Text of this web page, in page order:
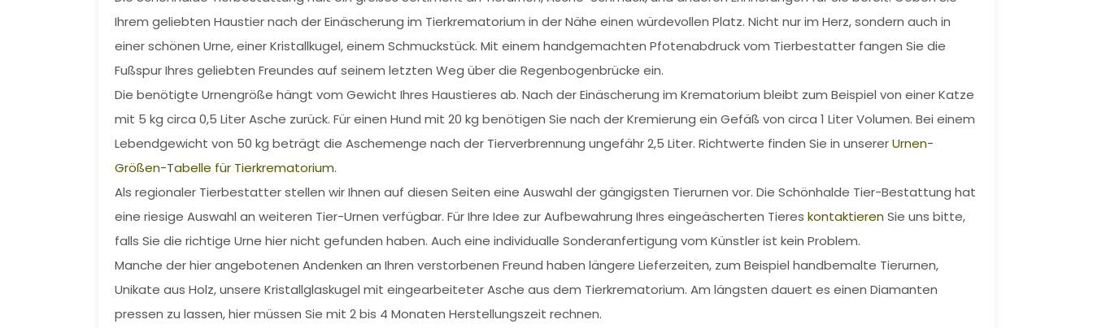
Ihrem geliebten Haustier nach der Einäscherung im Tierkrematorium in der Nähe einen würdevollen Platz. Nicht nur im Herz, sondern auch in
einer schönen Urne, einer Kristallkugel, einem Schmuckstück. Mit einem handgemachten Pfotenabdruck vom Tierbestatter fangen Sie die
Fußspur Ihres geliebten Freundes auf seinem letzten Weg über die Regenbogenbrücke ein.
Die benötigte Urnengröße hängt vom Gewicht Ihres Haustieres ab. Nach der Einäscherung im Krematorium bleibt zum Beispiel von einer Katze
mit 5 kg circa 0,5 Liter Asche zurück. Für einen Hund mit 20 kg benötigen Sie nach der Kremierung ein Gefäß von circa 1 Liter Volumen. Bei einem
Lebendgewicht von 50 kg beträgt die Aschemenge nach der Tierverbrennung ungefähr 2,5 Liter. Richtwerte finden Sie in unsererUrnen-
Größen-Tabelle für Tierkrematorium.
Als regionaler Tierbestatter stellen wir Ihnen auf diesen Seiten eine Auswahl der gängigsten Tierurnen vor. Die Schönhalde Tier-Bestattung hat
eine riesige Auswahl an weiteren Tier-Urnen verfügbar. Für Ihre Idee zur Aufbewahrung Ihres eingeäscherten Tieres kontaktierenSie uns bitte,
falls Sie die richtige Urne hier nicht gefunden haben. Auch eine individualle Sonderanfertigung vom Künstler ist kein Problem.
Manche der hier angebotenen Andenken an Ihren verstorbenen Freund haben längere Lieferzeiten, zum Beispiel handbemalte Tierurnen,
Unikate aus Holz, unsere Kristallglaskugel mit eingearbeiteter Asche aus dem Tierkrematorium. Am längsten dauert es einen Diamanten
pressen zu lassen, hier müssen Sie mit 2 bis 4 Monaten Herstellungszeit rechnen.